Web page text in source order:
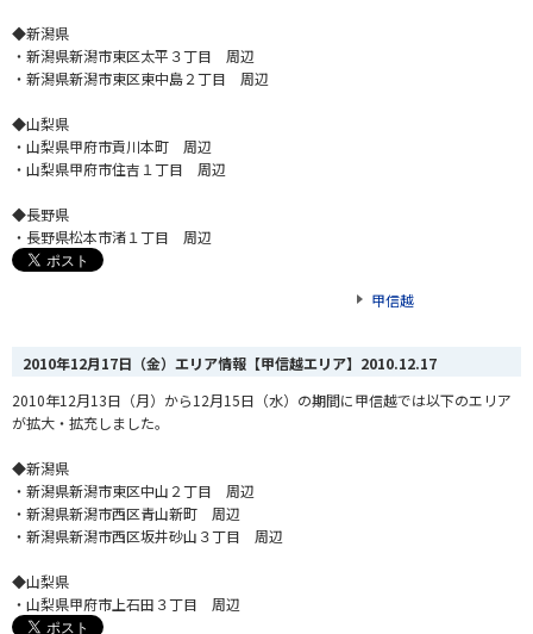
◆新潟県
・新潟県新潟市東区太平３丁目 周辺
・新潟県新潟市東区東中島２丁目 周辺
◆山梨県
・山梨県甲府市貢川本町 周辺
・山梨県甲府市住吉１丁目 周辺
◆長野県
・長野県松本市渚１丁目 周辺
甲信越
2010年12月17日（金）エリア情報【甲信越エリア】 2010.12.17
2010年12月13日（月）から12月15日（水）の期間に甲信越では以下のエリア
が拡大・拡充しました。
◆新潟県
・新潟県新潟市東区中山２丁目 周辺
・新潟県新潟市西区青山新町 周辺
・新潟県新潟市西区坂井砂山３丁目 周辺
◆山梨県
・山梨県甲府市上石田３丁目 周辺